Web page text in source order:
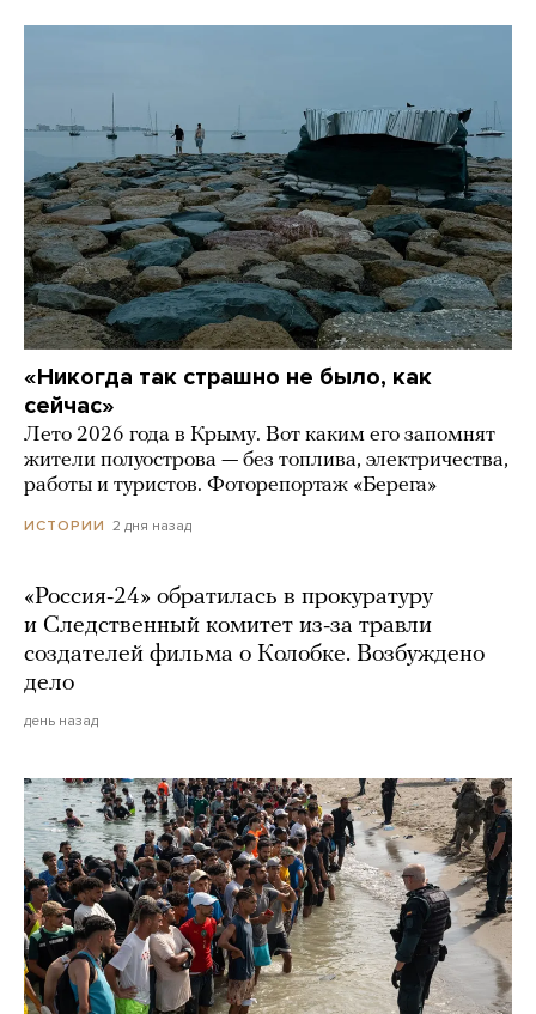
«Никогда так страшно не было, как
сейчас»
Лето 2026 года в Крыму. Вот каким его запомнят
жители полуострова — без топлива, электричества,
работы и туристов. Фоторепортаж «Берега»
ИСТОРИИ 2 дня назад
«Россия-24» обратилась в прокуратуру
и Следственный комитет из-за травли
создателей фильма о Колобке. Возбуждено
дело
день назад